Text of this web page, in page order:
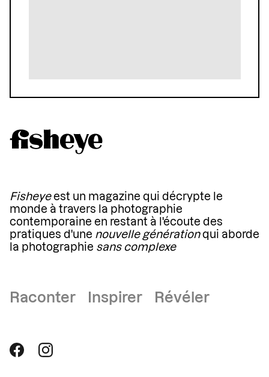
Fisheyeest un magazine qui décrypte le
monde à travers la photographie
contemporaine en restant à l'écoute des
pratiques d'une nouvelle générationqui aborde
la photographie sans complexe
Raconter Inspirer Révéler